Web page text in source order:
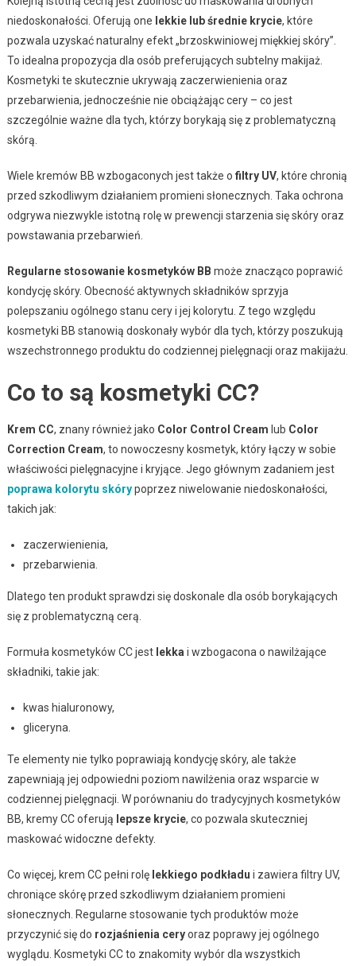
niedoskonałości. Oferują one lekkie lub średnie krycie, które
pozwala uzyskać naturalny efekt „brzoskwiniowej miękkiej skóry”.
To idealna propozycja dla osób preferujących subtelny makijaż.
Kosmetyki te skutecznie ukrywają zaczerwienienia oraz
przebarwienia, jednocześnie nie obciążając cery – co jest
szczególnie ważne dla tych, którzy borykają się z problematyczną
skórą.
Wiele kremów BB wzbogaconych jest także o filtry UV, które chronią
przed szkodliwym działaniem promieni słonecznych. Taka ochrona
odgrywa niezwykle istotną rolę w prewencji starzenia się skóry oraz
powstawania przebarwień.
Regularne stosowanie kosmetyków BB może znacząco poprawić
kondycję skóry. Obecność aktywnych składników sprzyja
polepszaniu ogólnego stanu cery i jej kolorytu. Z tego względu
kosmetyki BB stanowią doskonały wybór dla tych, którzy poszukują
wszechstronnego produktu do codziennej pielęgnacji oraz makijażu.
Co to są kosmetyki CC?
Krem CC, znany również jako Color Control Cream lub Color
Correction Cream, to nowoczesny kosmetyk, który łączy w sobie
właściwości pielęgnacyjne i kryjące. Jego głównym zadaniem jest
poprawa kolorytu skórypoprzez niwelowanie niedoskonałości,
takich jak:
zaczerwienienia,
przebarwienia.
Dlatego ten produkt sprawdzi się doskonale dla osób borykających
się z problematyczną cerą.
Formuła kosmetyków CC jest lekka i wzbogacona o nawilżające
składniki, takie jak:
kwas hialuronowy,
gliceryna.
Te elementy nie tylko poprawiają kondycję skóry, ale także
zapewniają jej odpowiedni poziom nawilżenia oraz wsparcie w
codziennej pielęgnacji. W porównaniu do tradycyjnych kosmetyków
BB, kremy CC oferują lepsze krycie, co pozwala skuteczniej
maskować widoczne defekty.
Co więcej, krem CC pełni rolę lekkiego podkładu i zawiera filtry UV,
chroniące skórę przed szkodliwym działaniem promieni
słonecznych. Regularne stosowanie tych produktów może
przyczynić się do rozjaśnienia ceryoraz poprawy jej ogólnego
wyglądu. Kosmetyki CC to znakomity wybór dla wszystkich